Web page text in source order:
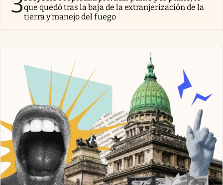
que quedó tras la baja de la extranjerización de la
tierra y manejo del fuego